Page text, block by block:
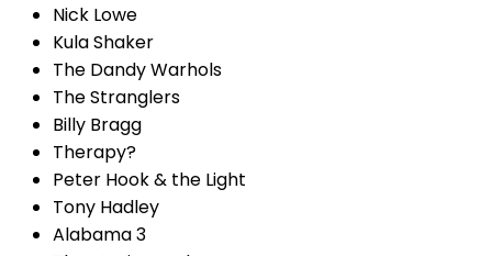
Nick Lowe
Kula Shaker
The Dandy Warhols
The Stranglers
Billy Bragg
Therapy?
Peter Hook & the Light
Tony Hadley
Alabama 3